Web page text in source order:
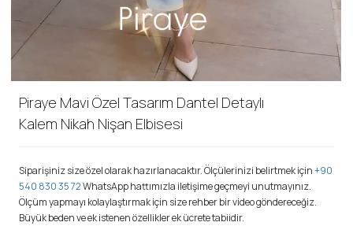
Piraye Mavi Özel Tasarım Dantel Detaylı
Kalem Nikah Nişan Elbisesi
Siparişiniz size özel olarak hazırlanacaktır. Ölçülerinizi belirtmek için+90
540 830 35 72WhatsApp hattımızla iletişime geçmeyi unutmayınız.
Ölçüm yapmayı kolaylaştırmak için size rehber bir video göndereceğiz.
Büyük beden ve ek istenen özellikler ek ücrete tabiidir.